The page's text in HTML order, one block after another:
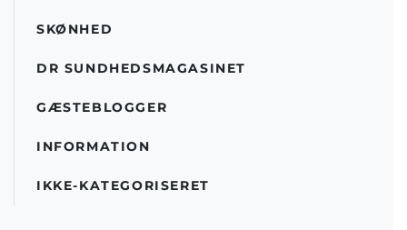
SKØNHED
DR SUNDHEDSMAGASINET
GÆSTEBLOGGER
INFORMATION
IKKE-KATEGORISERET